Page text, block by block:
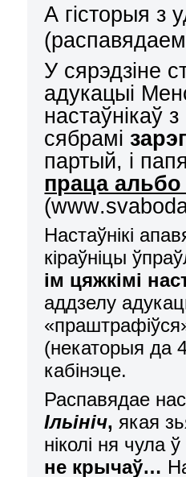
А гісторыя з
У сярэдзіне
адукацыі
настаўнікаў
сябрамі
партый, і
праца
(www.
Настаўнікі
кіраўніцы
ім цяжкімі
аддзелу
(некаторыя да 4
кабінэце.
Распавядае
Ільініч, якая
ніколі ня чула ў
не крычаў…